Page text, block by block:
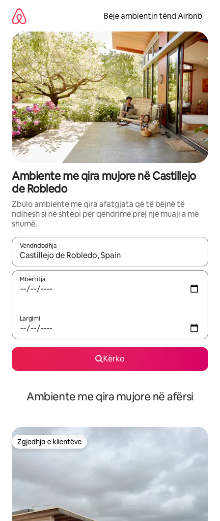
përmbajtja
Bëje ambientin tënd Airbnb
Ambiente me qira mujore në Castillejo
de Robledo
Zbulo ambiente me qira afatgjata që të bëjnë të
ndihesh si në shtëpi për qëndrime prej një muaji a më
shumë.
Vendndodhja
Kur rezultatet të jenë të disponueshme, lëviz me butonat e
Mbërritja
Largimi
Kërko
Ambiente me qira mujore në afërsi
Zgjedhja e klientëve
Zgjedhja e klientëve